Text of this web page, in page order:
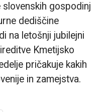
gospodinj
dediščine
na letošnji jubilejni
Kmetijsko
pričakuje kakih
in zamejstva.